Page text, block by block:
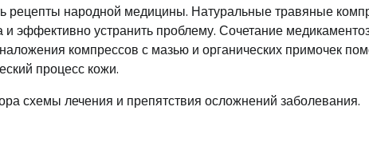
рецепты народной медицины. Натуральные травяные
эффективно устранить проблему. Сочетание
компрессов с мазью и органических примочек
процесс кожи.
схемы лечения и препятствия осложнений заболевания.